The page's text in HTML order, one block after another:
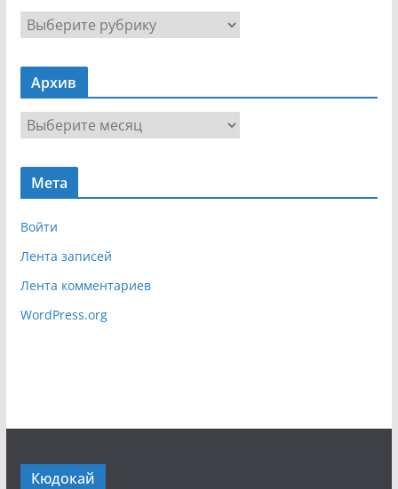
Н
а
в
г
я
Архив
р
х
Мета
Войти
Лента записей
Лента комментариев
WordPress.org
Кюдокай